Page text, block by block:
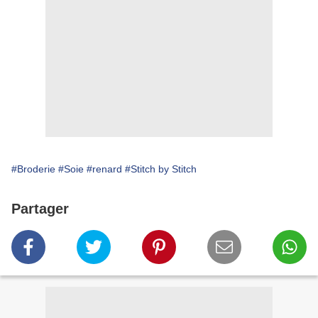
#Broderie #Soie #renard #Stitch by Stitch
Partager